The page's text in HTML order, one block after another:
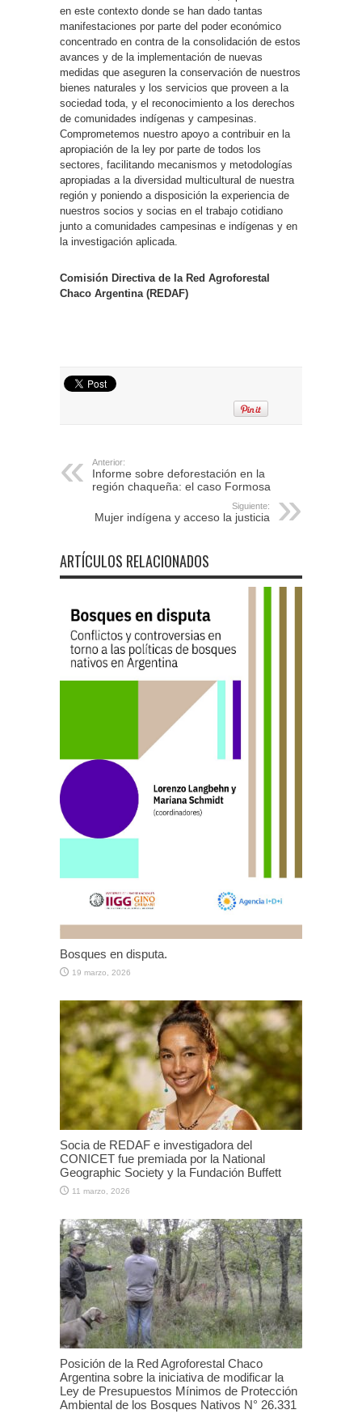
en este contexto donde se han dado tantas
manifestaciones por parte del poder económico
concentrado en contra de la consolidación de estos
avances y de la implementación de nuevas
medidas que aseguren la conservación de nuestros
bienes naturales y los servicios que proveen a la
sociedad toda, y el reconocimiento a los derechos
de comunidades indígenas y campesinas.
Comprometemos nuestro apoyo a contribuir en la
apropiación de la ley por parte de todos los
sectores, facilitando mecanismos y metodologías
apropiadas a la diversidad multicultural de nuestra
región y poniendo a disposición la experiencia de
nuestros socios y socias en el trabajo cotidiano
junto a comunidades campesinas e indígenas y en
la investigación aplicada.
Comisión Directiva de la Red Agroforestal
Chaco Argentina (REDAF)
Anterior:
Informe sobre deforestación en la
región chaqueña: el caso Formosa
Siguiente:
Mujer indígena y acceso la justicia
ARTÍCULOS RELACIONADOS
Bosques en disputa.
19 marzo, 2026
Socia de REDAF e investigadora del
CONICET fue premiada por la National
Geographic Society y la Fundación Buffett
11 marzo, 2026
Posición de la Red Agroforestal Chaco
Argentina sobre la iniciativa de modificar la
Ley de Presupuestos Mínimos de Protección
Ambiental de los Bosques Nativos N° 26.331